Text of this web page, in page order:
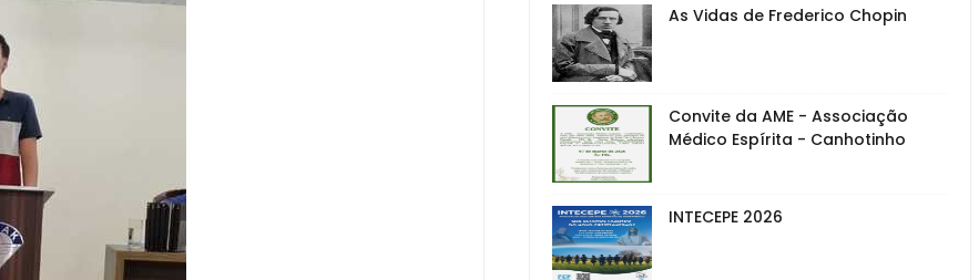
As Vidas de Frederico Chopin
Convite da AME - Associação
Médico Espírita - Canhotinho
INTECEPE 2026